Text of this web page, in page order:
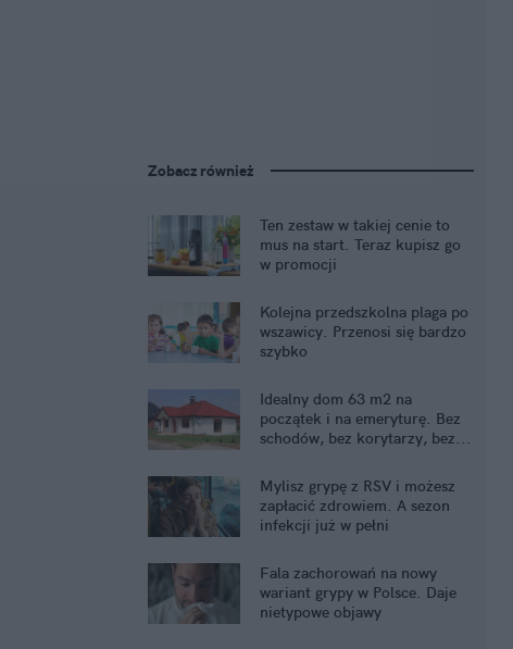
Zobacz również
Ten zestaw w takiej cenie to
mus na start. Teraz kupisz go
w promocji
Kolejna przedszkolna plaga po
wszawicy. Przenosi się bardzo
szybko
Idealny dom 63 m2 na
początek i na emeryturę. Bez
schodów, bez korytarzy, bez...
Mylisz grypę z RSV i możesz
zapłacić zdrowiem. A sezon
infekcji już w pełni
Fala zachorowań na nowy
wariant grypy w Polsce. Daje
nietypowe objawy